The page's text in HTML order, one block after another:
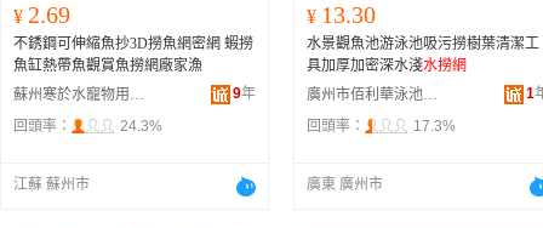
¥ 2.69
不銹鋼可伸縮魚抄3D撈魚網密網 蝦撈
魚缸熱帶魚觀賞魚撈網廠家漁
蘇州寒於水寵物用品科技有限公司
9年
回頭率：
24.3%
江蘇 蘇州市
¥ 13.30
水景觀魚池游泳池吸污撈樹葉清潔工
具加厚加密深水淺水撈網
廣州市佰利華泳池桑拿設備有限公司
1
回頭率：
17.3%
廣東 廣州市